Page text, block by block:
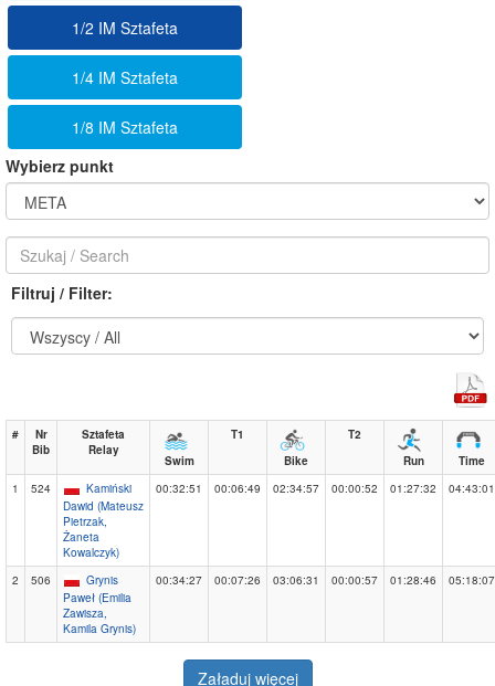
1/2 IM Sztafeta
1/4 IM Sztafeta
1/8 IM Sztafeta
Wybierz punkt
Filtruj / Filter:
#
Nr
Bib
Sztafeta
Relay
Swim
T1
Bike
T2
Run
Time
1
524
Kamiński
Dawid (Mateusz
Pietrzak,
Żaneta
Kowalczyk)
00:32:51 00:06:49 02:34:57 00:00:52 01:27:32 04:43:01
2 506
Grynis
Paweł (Emilia
Zawisza,
Kamila Grynis)
00:34:27 00:07:26 03:06:31 00:00:57 01:28:46 05:18:07
Załaduj więcej